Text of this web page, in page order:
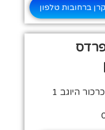
ברחובות טלפון
היוגב 1